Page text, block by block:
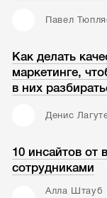
Павел
Как делать
маркетинге,
в них
Денис
10 инсайтов от
сотрудниками
Алла Штауб